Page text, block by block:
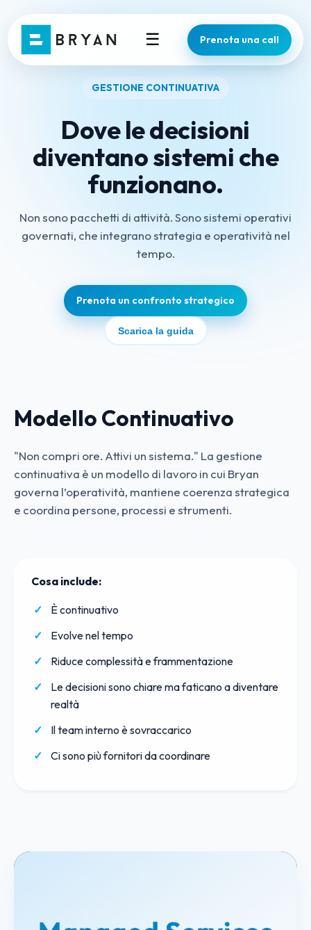
☰ Prenota una call
GESTIONE CONTINUATIVA
Dove le decisioni
diventano sistemi che
funzionano.
Non sono pacchetti di attività. Sono sistemi operativi
governati, che integrano strategia e operatività nel
tempo.
Prenota un confronto strategico
Scarica la guida
Modello Continuativo
"Non compri ore. Attivi un sistema." La gestione
continuativa è un modello di lavoro in cui Bryan
governa l’operatività, mantiene coerenza strategica
e coordina persone, processi e strumenti.
Cosa include:
È continuativo
Evolve nel tempo
Riduce complessità e frammentazione
Le decisioni sono chiare ma faticano a diventare
realtà
Il team interno è sovraccarico
Ci sono più fornitori da coordinare